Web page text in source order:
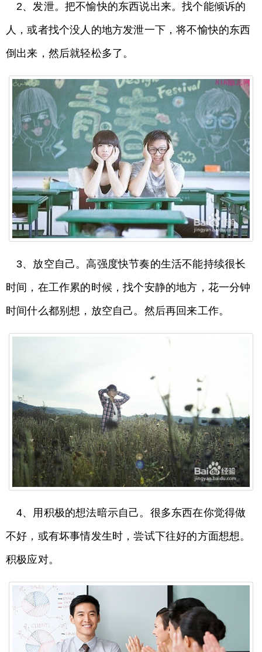
2、发泄。把不愉快的东西说出来。找个能倾诉的
人，或者找个没人的地方发泄一下，将不愉快的东西
倒出来，然后就轻松多了。
3、放空自己。高强度快节奏的生活不能持续很长
时间，在工作累的时候，找个安静的地方，花一分钟
时间什么都别想，放空自己。然后再回来工作。
4、用积极的想法暗示自己。很多东西在你觉得做
不好，或有坏事情发生时，尝试下往好的方面想想。
积极应对。